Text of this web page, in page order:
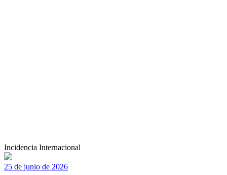
Incidencia Internacional
25 de junio de 2026